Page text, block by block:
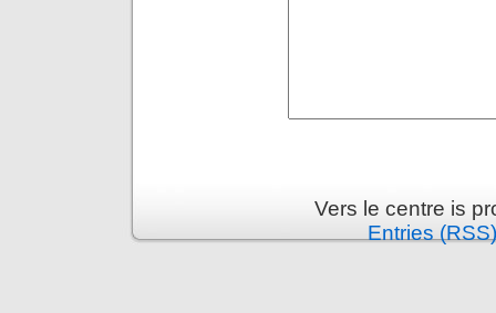
Vers le centre is
Entries (RSS)